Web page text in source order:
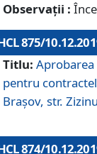
Observații :
875/
Titlu:
pentru
Braşov, str.
874/